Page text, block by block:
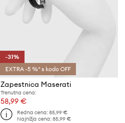
-31%
EXTRA -5 %* s kodo OFF
Zapestnica Maserati
Trenutna cena:
58,99 €
Redna cena:85,99 €
Najnižja cena:85,99 €